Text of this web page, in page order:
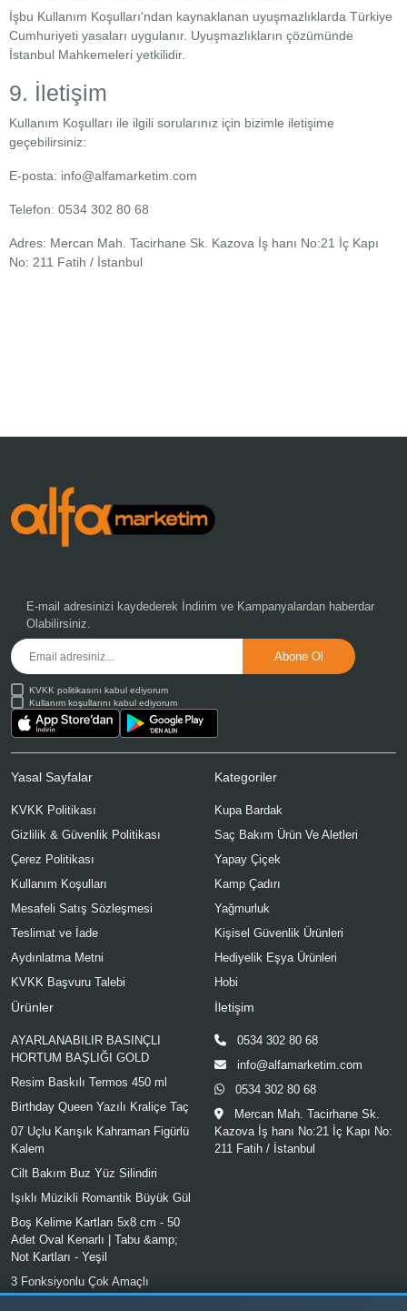
İşbu Kullanım Koşulları'ndan kaynaklanan uyuşmazlıklarda Türkiye
Cumhuriyeti yasaları uygulanır. Uyuşmazlıkların çözümünde
İstanbul Mahkemeleri yetkilidir.
9. İletişim
Kullanım Koşulları ile ilgili sorularınız için bizimle iletişime
geçebilirsiniz:
E-posta: info@alfamarketim.com
Telefon: 0534 302 80 68
Adres: Mercan Mah. Tacirhane Sk. Kazova İş hanı No:21 İç Kapı
No: 211 Fatih / İstanbul
E-mail adresinizi kaydederek İndirim ve Kampanyalardanhaberdar
Olabilirsiniz.
KVKK politikasını kabul ediyorum
Kullanım koşullarını kabul ediyorum
Yasal Sayfalar
KVKK Politikası
Gizlilik & Güvenlik Politikası
Çerez Politikası
Kullanım Koşulları
Mesafeli Satış Sözleşmesi
Teslimat ve İade
Aydınlatma Metni
KVKK Başvuru Talebi
Kategoriler
Kupa Bardak
Saç Bakım Ürün Ve Aletleri
Yapay Çiçek
Kamp Çadırı
Yağmurluk
Kişisel Güvenlik Ürünleri
Hediyelik Eşya Ürünleri
Hobi
Ürünler
AYARLANABILIR BASINÇLI
HORTUM BAŞLIĞI GOLD
Resim Baskılı Termos 450 ml
Birthday Queen Yazılı Kraliçe Taç
07 Uçlu Karışık Kahraman Figürlü
Kalem
Cilt Bakım Buz Yüz Silindiri
Işıklı Müzikli Romantik Büyük Gül
Boş Kelime Kartları 5x8 cm - 50
Adet Oval Kenarlı | Tabu &amp;
Not Kartları - Yeşil
3 Fonksiyonlu Çok Amaçlı
Temizleme Fırçası
İletişim
0534 302 80 68
info@alfamarketim.com
0534 302 80 68
Mercan Mah. Tacirhane Sk.
Kazova İş hanı No:21 İç Kapı No:
211 Fatih / İstanbul